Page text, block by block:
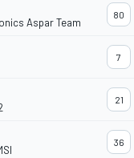
Aspar Team
80
7
21
36